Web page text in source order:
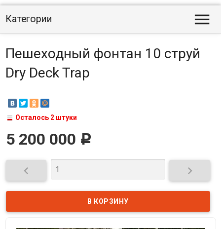
Категории 
Пешеходный фонтан 10 струй
Dry Deck Trap
Осталось 2 штуки
5 200 000 Р
 